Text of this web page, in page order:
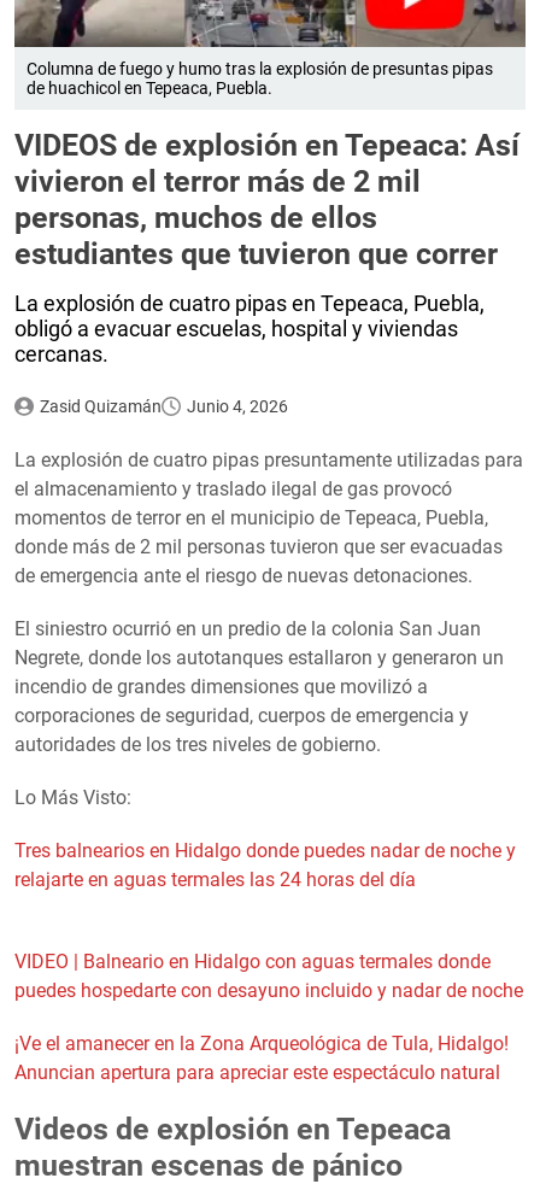
Columna de fuego y humo tras la explosión de presuntas pipas
de huachicol en Tepeaca, Puebla.
VIDEOS de explosión en Tepeaca: Así
vivieron el terror más de 2 mil
personas, muchos de ellos
estudiantes que tuvieron que correr
La explosión de cuatro pipas en Tepeaca, Puebla,
obligó a evacuar escuelas, hospital y viviendas
cercanas.
Zasid Quizamán Junio 4, 2026
La explosión de cuatro pipas presuntamente utilizadas para
el almacenamiento y traslado ilegal de gas provocó
momentos de terror en el municipio de Tepeaca, Puebla,
donde más de 2 mil personas tuvieron que ser evacuadas
de emergencia ante el riesgo de nuevas detonaciones.
El siniestro ocurrió en un predio de la colonia San Juan
Negrete, donde los autotanques estallaron y generaron un
incendio de grandes dimensiones que movilizó a
corporaciones de seguridad, cuerpos de emergencia y
autoridades de los tres niveles de gobierno.
Lo Más Visto:
Tres balnearios en Hidalgo donde puedes nadar de noche y
relajarte en aguas termales las 24 horas del día
VIDEO | Balneario en Hidalgo con aguas termales donde
puedes hospedarte con desayuno incluido y nadar de noche
¡Ve el amanecer en la Zona Arqueológica de Tula, Hidalgo!
Anuncian apertura para apreciar este espectáculo natural
Videos de explosión en Tepeaca
muestran escenas de pánico